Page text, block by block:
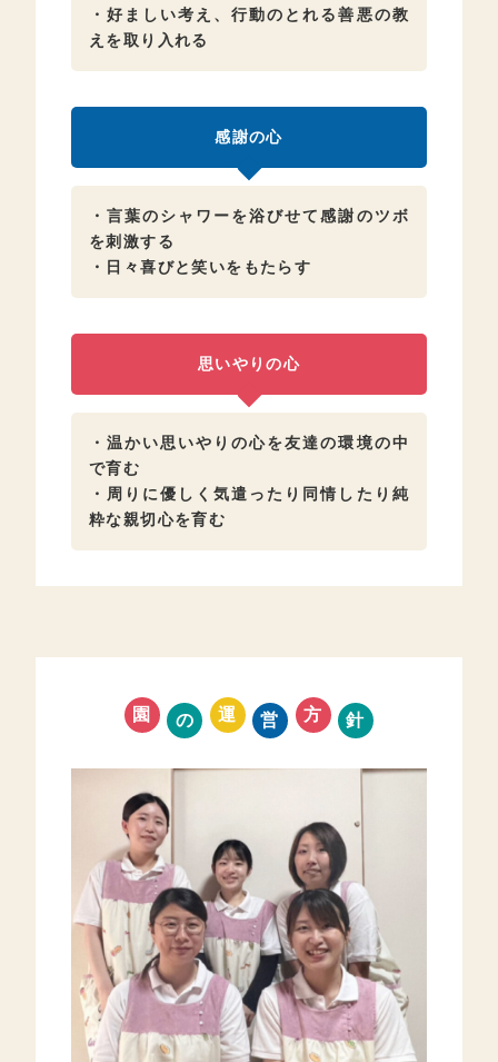
・好ましい考え、行動のとれる善悪の教
えを取り入れる
感謝の心
・言葉のシャワーを浴びせて感謝のツボ
を刺激する
・日々喜びと笑いをもたらす
思いやりの心
・温かい思いやりの心を友達の環境の中
で育む
・周りに優しく気遣ったり同情したり純
粋な親切心を育む
園 の 運 営 方 針